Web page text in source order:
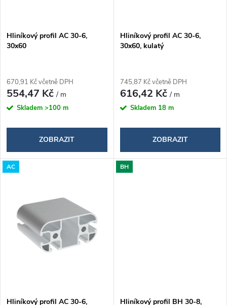
r
d
u
k
t
p
r
o
d
u
k
ů
Hliníkový profil AC 30-6,
30x60
670,91 Kč včetně DPH
554,47 Kč/ m
Skladem >100 m
ZOBRAZIT
Hliníkový profil AC 30-6,
30x60, kulatý
745,87 Kč včetně DPH
616,42 Kč/ m
Skladem 18 m
ZOBRAZIT
AC
Hliníkový profil AC 30-6,
BH
Hliníkový profil BH 30-8,